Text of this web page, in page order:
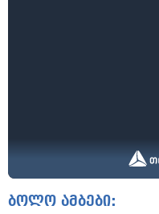
ბოლო ამბები: